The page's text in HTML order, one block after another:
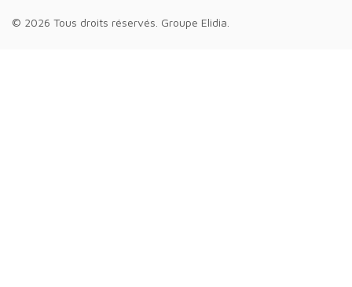
© 2026 Tous droits réservés. Groupe Elidia